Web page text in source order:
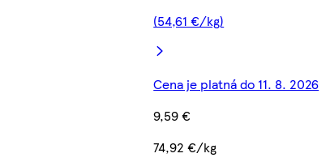
(54,61 €/kg)
Cena je platná do 11. 8. 2026
9,59 €
74,92 €/kg